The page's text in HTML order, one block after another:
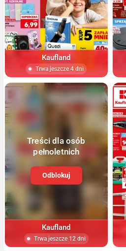
Kaufland
Trwa jeszcze 4 dni
Treści dla osób
pełnoletnich
Odblokuj
Kaufland
Trwa jeszcze 12 dni